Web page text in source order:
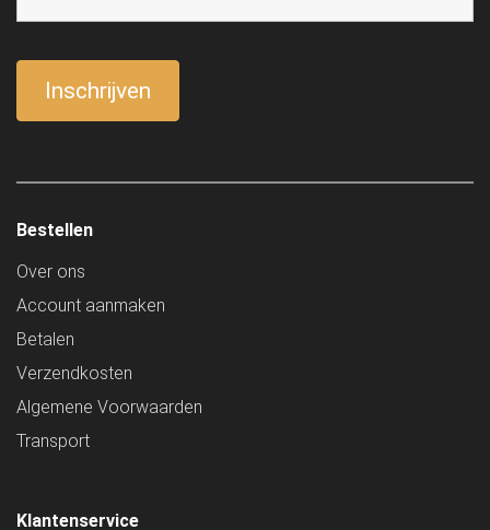
Bestellen
Over ons
Account aanmaken
Betalen
Verzendkosten
Algemene Voorwaarden
Transport
Klantenservice